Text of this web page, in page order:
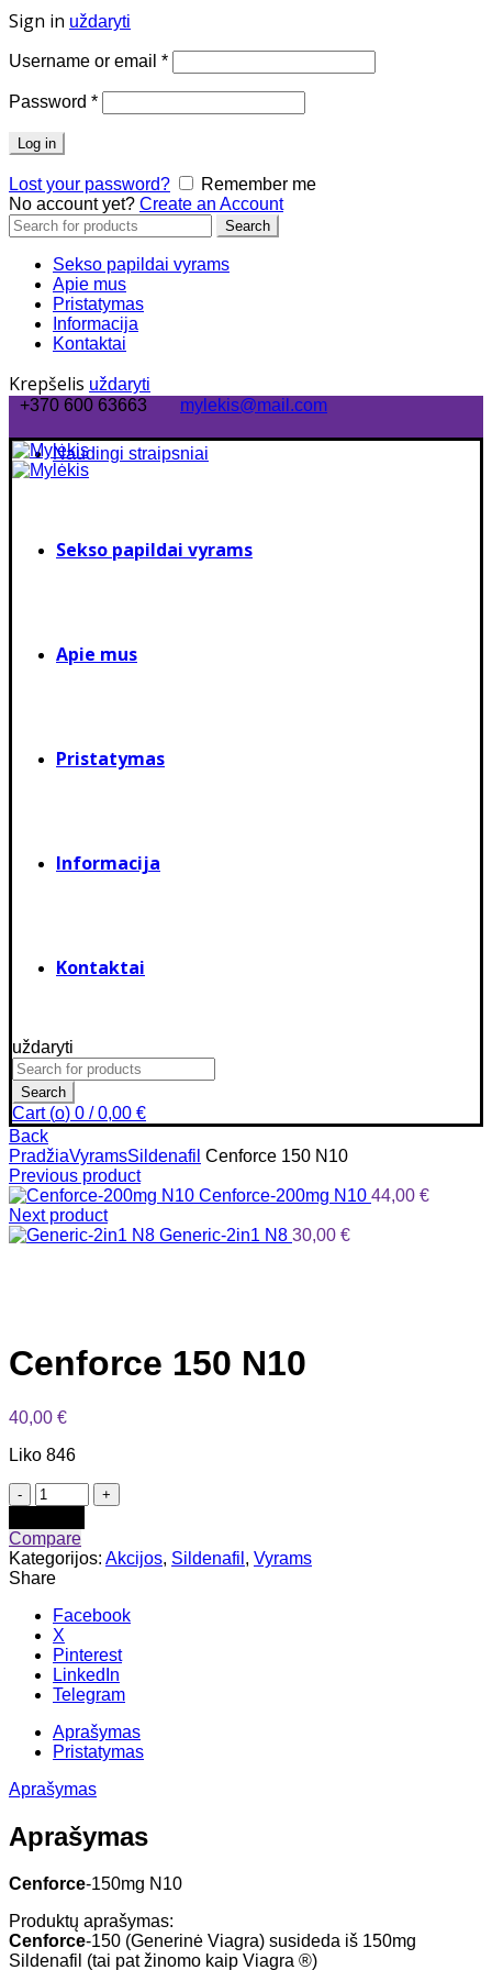
Sign in uždaryti
Username or email *
Password *
Log in
Lost your password?
Remember me
No account yet? Create an Account
Search
for:
Search
Sekso papildai vyrams
Apie mus
Pristatymas
Informacija
Kontaktai
Krepšelis uždaryti
+370 600 63663
mylekis@mail.com
Naudingi straipsniai
Sekso papildai vyrams
Apie mus
Pristatymas
Informacija
Kontaktai
uždaryti
Search
for:
Search
Cart (o) 0 / 0,00 €
Back
PradžiaVyramsSildenafil Cenforce 150 N10
Previous product
Cenforce-200mg N10 44,00 €
Next product
Generic-2in1 N8 30,00 €
Cenforce 150 N10
40,00 €
Liko 846
produkto
kiekis:
Cenforce
150
N10
Compare
Kategorijos: Akcijos, Sildenafil , Vyrams
Share
Facebook
X
Pinterest
LinkedIn
Telegram
Aprašymas
Pristatymas
Aprašymas
Aprašymas
Cenforce-150mg N10
Produktų aprašymas:
Cenforce-150 (Generinė Viagra) susideda iš 150mg
Sildenafil (tai pat žinomo kaip Viagra ®)